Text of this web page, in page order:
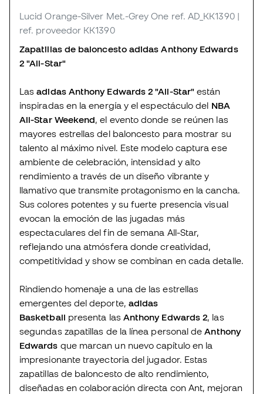
Lucid Orange-Silver Met.-Grey One ref. AD_KK1390 |
ref. proveedor KK1390
Zapatillas de baloncesto adidas Anthony Edwards
2 "All-Star"
Lasadidas Anthony Edwards 2 "All-Star" están
inspiradas en la energía y el espectáculo del NBA
All-Star Weekend, el evento donde se reúnen las
mayores estrellas del baloncesto para mostrar su
talento al máximo nivel. Este modelo captura ese
ambiente de celebración, intensidad y alto
rendimiento a través de un diseño vibrante y
llamativo que transmite protagonismo en la cancha.
Sus colores potentes y su fuerte presencia visual
evocan la emoción de las jugadas más
espectaculares del fin de semana All-Star,
reflejando una atmósfera donde creatividad,
competitividad y show se combinan en cada detalle.
Rindiendo homenaje a una de las estrellas
emergentes del deporte, adidas
Basketball presenta las Anthony Edwards 2, las
segundas zapatillas de la línea personal deAnthony
Edwards que marcan un nuevo capítulo en la
impresionante trayectoria del jugador. Estas
zapatillas de baloncesto de alto rendimiento,
diseñadas en colaboración directa con Ant, mejoran